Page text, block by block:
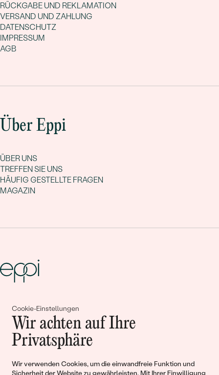
Cookie-Einstellungen
Wir achten auf Ihre
Privatsphäre
Wir verwenden Cookies, um die einwandfreie Funktion und
Sicherheit der Website zu gewährleisten. Mit Ihrer Einwilligung
RÜCKGABE UND REKLAMATION
VERSAND UND ZAHLUNG
DATENSCHUTZ
IMPRESSUM
AGB
Über Eppi
ÜBER UNS
TREFFEN SIE UNS
HÄUFIG GESTELLTE FRAGEN
MAGAZIN
Gemeinsam erschaffen wir
Geschichten von Schönheit und
Liebe
Begleiten Sie uns!